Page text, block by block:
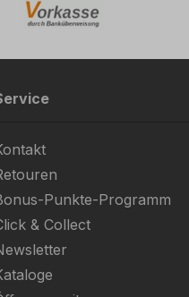
Punkte-Programm
& Collect